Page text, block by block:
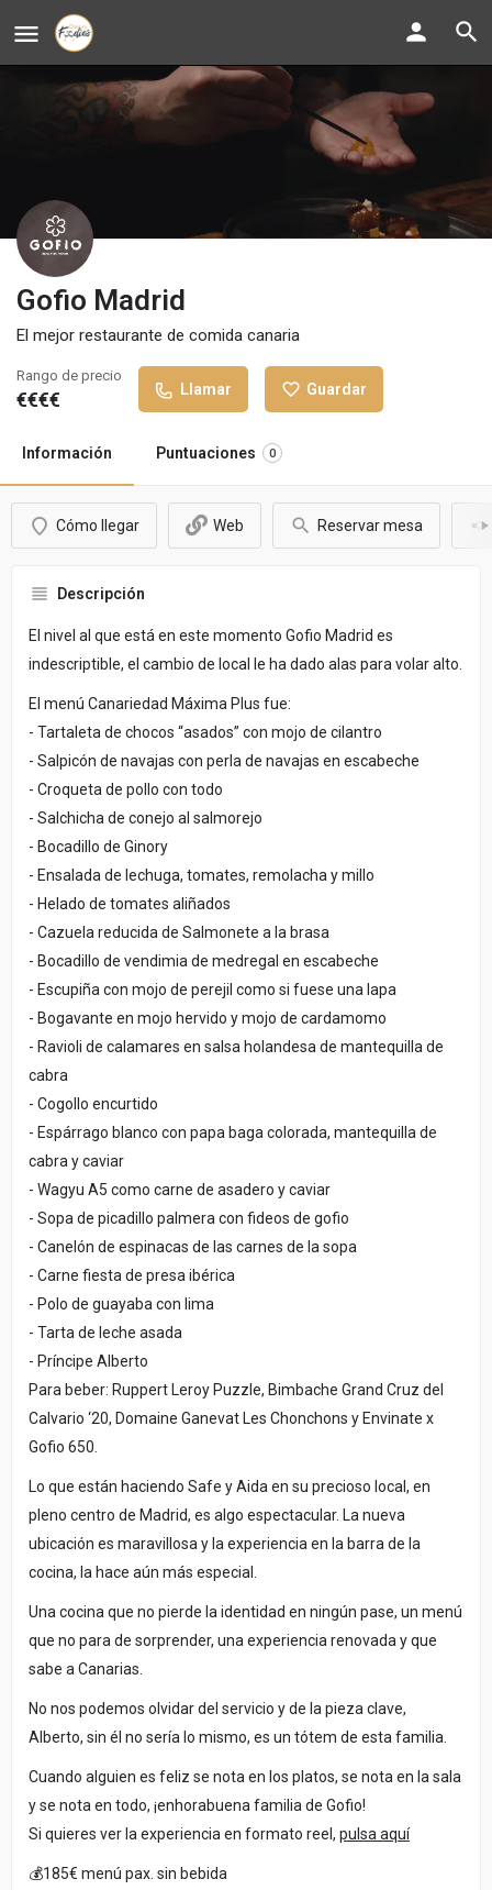
Gofio Madrid
El mejor restaurante de comida canaria
Rango de precio
€€€€ Llamar Guardar
Información Puntuaciones 0
Cómo llegar Web Reservar mesa
Descripción
El nivel al que está en este momento Gofio Madrid es
indescriptible, el cambio de local le ha dado alas para volar alto.
El menú Canariedad Máxima Plus fue:
- Tartaleta de chocos “asados” con mojo de cilantro
- Salpicón de navajas con perla de navajas en escabeche
- Croqueta de pollo con todo
- Salchicha de conejo al salmorejo
- Bocadillo de Ginory
- Ensalada de lechuga, tomates, remolacha y millo
- Helado de tomates aliñados
- Cazuela reducida de Salmonete a la brasa
- Bocadillo de vendimia de medregal en escabeche
- Escupiña con mojo de perejil como si fuese una lapa
- Bogavante en mojo hervido y mojo de cardamomo
- Ravioli de calamares en salsa holandesa de mantequilla de
cabra
- Cogollo encurtido
- Espárrago blanco con papa baga colorada, mantequilla de
cabra y caviar
- Wagyu A5 como carne de asadero y caviar
- Sopa de picadillo palmera con fideos de gofio
- Canelón de espinacas de las carnes de la sopa
- Carne fiesta de presa ibérica
- Polo de guayaba con lima
- Tarta de leche asada
- Príncipe Alberto
Para beber: Ruppert Leroy Puzzle, Bimbache Grand Cruz del
Calvario ‘20, Domaine Ganevat Les Chonchons y Envinate x
Gofio 650.
Lo que están haciendo Safe y Aida en su precioso local, en
pleno centro de Madrid, es algo espectacular. La nueva
ubicación es maravillosa y la experiencia en la barra de la
cocina, la hace aún más especial.
Una cocina que no pierde la identidad en ningún pase, un menú
que no para de sorprender, una experiencia renovada y que
sabe a Canarias.
No nos podemos olvidar del servicio y de la pieza clave,
Alberto, sin él no sería lo mismo, es un tótem de esta familia.
Cuando alguien es feliz se nota en los platos, se nota en la sala
y se nota en todo, ¡enhorabuena familia de Gofio!
Si quieres ver la experiencia en formato reel, pulsa aquí
💰185€ menú pax. sin bebida